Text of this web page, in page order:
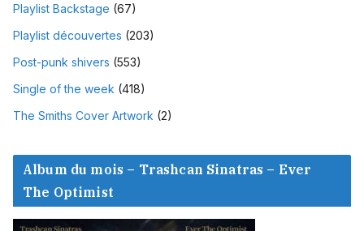
Playlist Backstage (67)
Playlist découvertes (203)
Post-punk shivers (553)
Single of the week (418)
The Smiths Cover Artwork (2)
Album du mois – Trashcan Sinatras – Ever
The Optimist